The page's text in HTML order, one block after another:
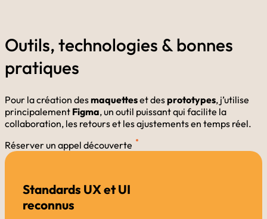
Outils, technologies & bonnes
pratiques
Pour la création desmaquetteset desprototypes, j’utilise
principalement Figma, un outil puissant qui facilite la
collaboration, les retours et les ajustements en temps réel.
Réserver un appel découverte
Standards UX et UI
reconnus